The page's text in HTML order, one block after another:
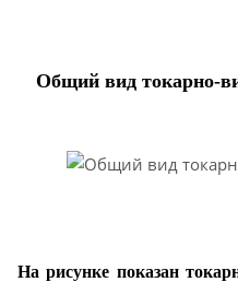
Общий вид токарно-
На рисунке показан